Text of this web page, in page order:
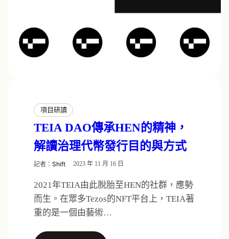
項目研讀
TEIA DAO傳承HEN的精神，
解讀治理代幣發行目的與方式
記者： Shift 2023 年 11 月 16 日
2021年TEIA由此脫胎至HEN的社群，應勢
而生。在眾多Tezos的NFT平台上，TEIA著
重的是一個由藝術…